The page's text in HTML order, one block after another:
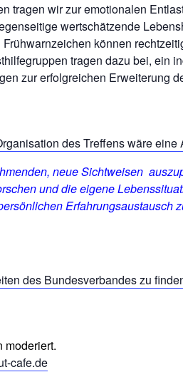
tragen wir zur emotionalen
wertschätzende
können
tragen dazu bei, ein
zur erfolgreichen Erweiterung
des Treffens wäre eine
neue Sichtweisen
und die eigene
Erfahrungsaustausch
des Bundesverbandes zu
moderiert.
cafe.de